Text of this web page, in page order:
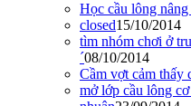
Học cầu lông nâng
closed15/10/2014
tìm nhóm chơi ở
´08/10/2014
Cầm vợt cảm thấy
mở lớp cầu lông